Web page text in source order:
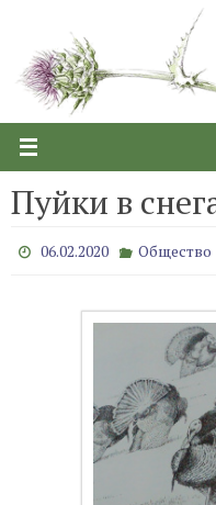
content
Пуйки в
06.02.2020 Общество